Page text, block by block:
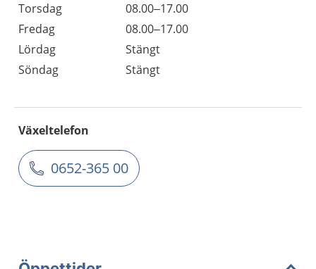
Torsdag
08.00–17.00
Fredag
08.00–17.00
Lördag
Stängt
Söndag
Stängt
Växeltelefon
0652-365 00